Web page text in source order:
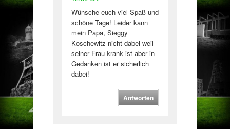
Wünsche euch viel Spaß und
schöne Tage! Leider kann
mein Papa, Sieggy
Koschewitz nicht dabei weil
seiner Frau krank ist aber in
Gedanken ist er sicherlich
dabei!
Antworten